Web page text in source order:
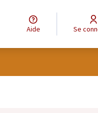
Aide Se